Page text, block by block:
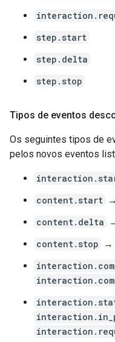
step.start
step.delta
step.stop
Tipos de eventos
Os seguintes tipos de
pelos novos eventos
content.start →
content.delta
content.stop
→